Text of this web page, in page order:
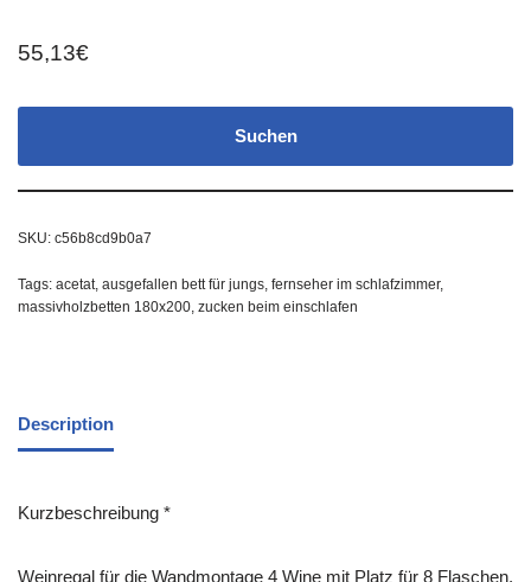
55,13€
Suchen
SKU: c56b8cd9b0a7
Tags: acetat ausgefallen bett für jungs fernseher im schlafzimmer,
massivholzbetten 180x200 zucken beim einschlafen
Description
Kurzbeschreibung *
Weinregal für die Wandmontage 4 Wine mit Platz für 8 Flaschen.